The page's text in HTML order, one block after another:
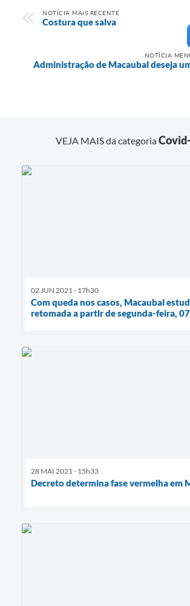
NOTÍCIA MAIS RECENTE
Costura que salva
NOTÍCIA
Administração de Macaubal deseja
VEJA MAIS da categoria
02 JUN 2021 - 17h30
Com queda nos casos, Macaubal
retomada a partir de segunda-feira,
28 MAI 2021 - 15h33
Decreto determina fase vermelha em